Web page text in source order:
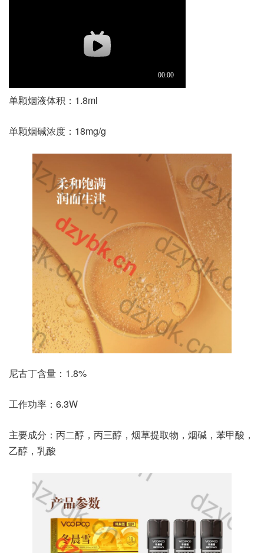
单颗烟液体积：1.8ml
单颗烟碱浓度：18mg/g
尼古丁含量：1.8%
工作功率：6.3W
主要成分：丙二醇，丙三醇，烟草提取物，烟碱，苯甲酸，
乙醇，乳酸